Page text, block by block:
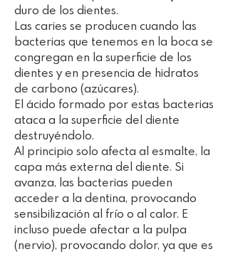
duro de los dientes.
Las caries se producen cuando las
bacterias que tenemos en la boca se
congregan en la superficie de los
dientes y en presencia de hidratos
de carbono (azúcares).
El ácido formado por estas bacterias
ataca a la superficie del diente
destruyéndolo.
Al principio solo afecta al esmalte, la
capa más externa del diente. Si
avanza, las bacterias pueden
acceder a la dentina, provocando
sensibilización al frío o al calor. E
incluso puede afectar a la pulpa
(nervio), provocando dolor, ya que es